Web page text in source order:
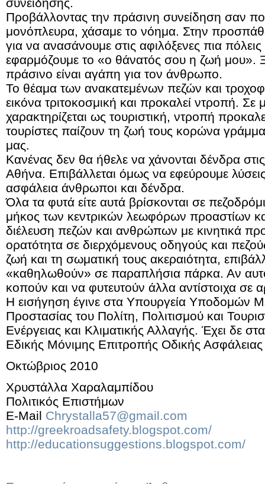
Προβάλλοντας την πράσινη συνείδηση σαν
μονόπλευρα, χάσαμε το νόημα. Στην
για να ανασάνουμε στις αφιλόξενες πια
εφαρμόζουμε το «ο θάνατός σου η ζωή μου».
πράσινο είναι αγάπη για τον άνθρωπο.
Το θέαμα των ανακατεμένων πεζών και
εικόνα τριτοκοσμική και προκαλεί ντροπή. Σε
χαρακτηρίζεται ως τουριστική, ντροπή
τουρίστες παίζουν τη ζωή τους κορώνα
μας.
Κανένας δεν θα ήθελε να χάνονται δένδρα
Αθήνα. Επιβάλλεται όμως να εφεύρουμε
ασφάλεια άνθρωποι και δένδρα.
Όλα τα φυτά είτε αυτά βρίσκονται σε
μήκος των κεντρικών λεωφόρων προαστίων
διέλευση πεζών και ανθρώπων με κινητικά
ορατότητα σε διερχόμενους οδηγούς και
ζωή και τη σωματική τους ακεραιότητα,
«καθηλωθούν» σε παραπλήσια πάρκα. Αν αυτό
κοπούν και να φυτευτούν άλλα αντίστοιχα σε
Η εισήγηση έγινε στα Υπουργεία Υποδομών
Προστασίας του Πολίτη, Πολιτισμού και
Ενέργειας και Κλιματικής Αλλαγής. Έχει δε
Εδικής Μόνιμης Επιτροπής Οδικής
Οκτώβριος 2010
Χρυστάλλα Χαραλαμπίδου
Πολιτικός Επιστήμων
E-Mail Chrystalla57@gmail.com
http://greekroadsafety.blogspot.com/
http://educationsuggestions.blogspot.com/